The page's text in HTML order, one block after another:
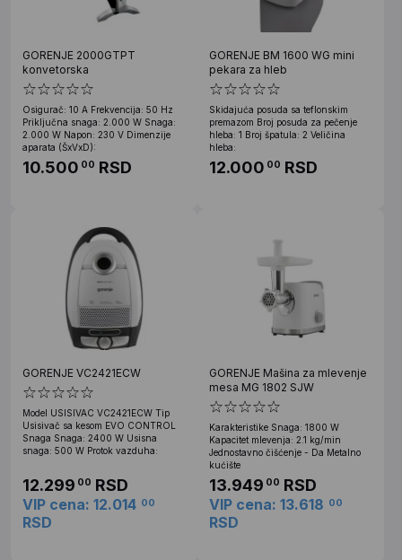
GORENJE 2000GTPT
konvetorska
Osigurač: 10 A Frekvencija: 50 Hz
Priključna snaga: 2.000 W Snaga:
2.000 W Napon: 230 V Dimenzije
aparata (ŠxVxD):
10.500 00 RSD
GORENJE BM 1600 WG mini
pekara za hleb
Skidajuća posuda sa teflonskim
premazom Broj posuda za pečenje
hleba: 1 Broj špatula: 2 Veličina
hleba:
12.000 00 RSD
GORENJE VC2421ECW
Model USISIVAC VC2421ECW Tip
Usisivač sa kesom EVO CONTROL
Snaga Snaga: 2400 W Usisna
snaga: 500 W Protok vazduha:
12.299 00 RSD
VIP cena: 12.014 00
RSD
GORENJE Mašina za mlevenje
mesa MG 1802 SJW
Karakteristike Snaga: 1800 W
Kapacitet mlevenja: 2.1 kg/min
Jednostavno čišćenje - Da Metalno
kućište
13.949 00 RSD
VIP cena: 13.618 00
RSD